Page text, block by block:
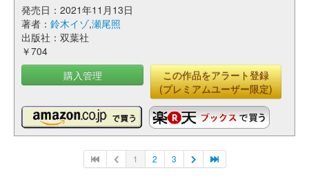
発売日：2021年11月13日
著者： 鈴木イゾ,瀬尾照
出版社：双葉社
￥704
購入管理
この作品をアラート登録
(プレミアムユーザー限定)
1 2 3